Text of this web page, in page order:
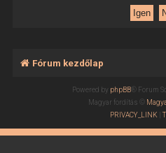
Fórum kezdőlap
Powered by phpBB® Forum
Magyar fordítás ©
PRIVACY_LINK |